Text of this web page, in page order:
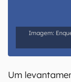
Um